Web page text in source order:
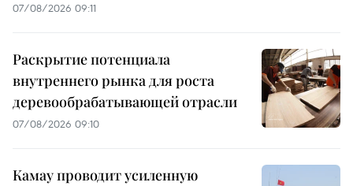
07/08/2026 09:11
Раскрытие потенциала
внутреннего рынка для роста
деревообрабатывающей отрасли
07/08/2026 09:10
Камау проводит усиленную